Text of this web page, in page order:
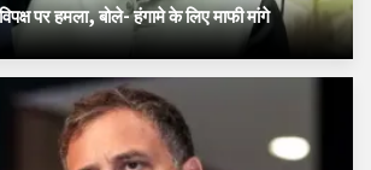
पर हमला, बोले- हंगामे के लिए माफी मांगे